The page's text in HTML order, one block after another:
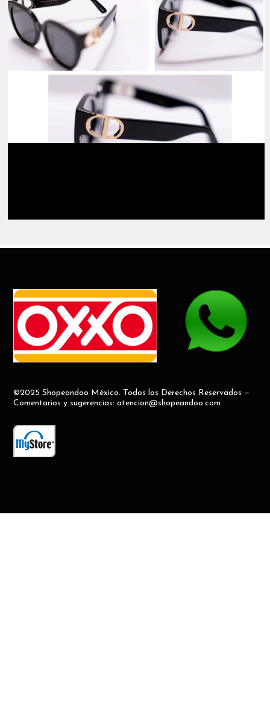
©2025 Shopeandoo México. Todos los Derechos Reservados —
Comentarios y sugerencias: atencion@shopeandoo.com